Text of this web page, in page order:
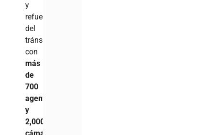
y
refuerzo
del
tránsito
con
más
de
700
agentes
y
2,000